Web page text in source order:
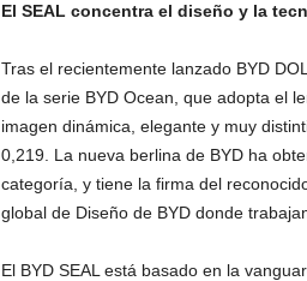
El SEAL concentra el diseño y la
Tras el recientemente lanzado BYD
de la serie BYD Ocean, que adopta el
imagen dinámica, elegante y muy
0,219. La nueva berlina de BYD ha
categoría, y tiene la firma del
global de Diseño de BYD donde
El BYD SEAL está basado en la